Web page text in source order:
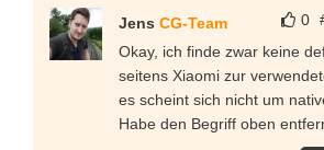
0
Jens CG-Team
Okay, ich finde zwar keine
seitens Xiaomi zur
es scheint sich nicht um
Habe den Begriff oben